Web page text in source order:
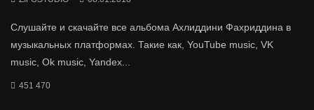
Слушайте и скачайте все альбома Ахлиддини Фахриддина в
музыкальных платформах. Такие как, YouTube music, VK
music, Ok music, Yandex...
451 470